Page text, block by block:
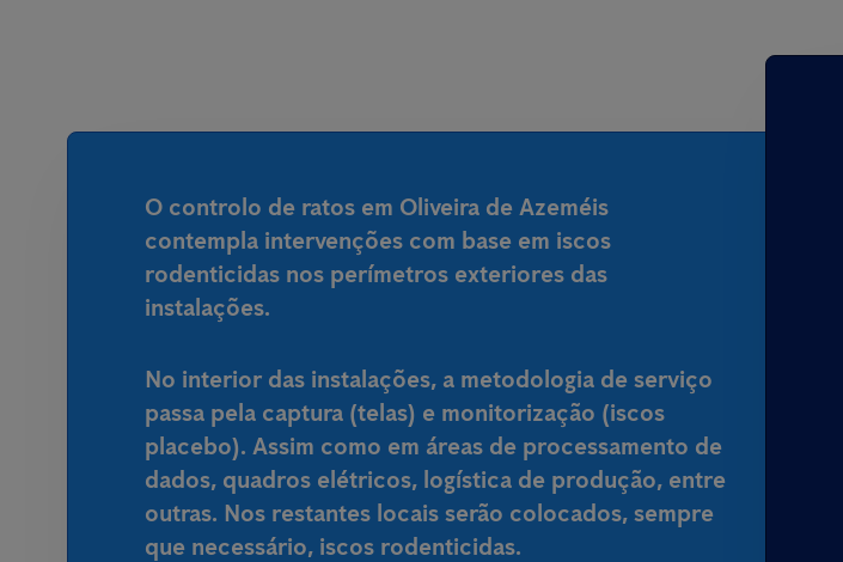
O controlo de ratos em Oliveira de Azeméis
contempla intervenções com base em iscos
rodenticidas nos perímetros exteriores das
instalações.
No interior das instalações, a metodologia de serviço
passa pela captura (telas) e monitorização (iscos
placebo). Assim como em áreas de processamento de
dados, quadros elétricos, logística de produção, entre
outras. Nos restantes locais serão colocados, sempre
que necessário, iscos rodenticidas.